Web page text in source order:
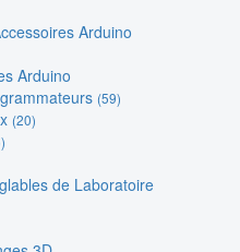
Arduino
Arduino
(59)
(20)
de Laboratoire